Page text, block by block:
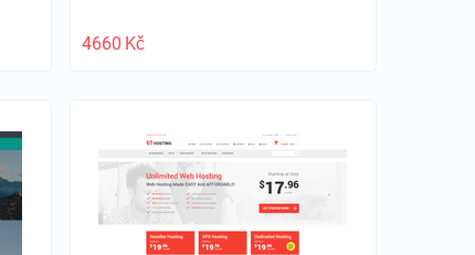
4660 Kč